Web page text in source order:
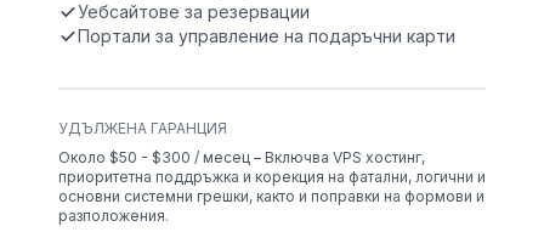
Уебсайтове за резервации
Портали за управление на подаръчни карти
УДЪЛЖЕНА ГАРАНЦИЯ
Около $50 - $300 / месец – Включва VPS хостинг,
приоритетна поддръжка и корекция на фатални, логични и
основни системни грешки, както и поправки на формови и
разположения.